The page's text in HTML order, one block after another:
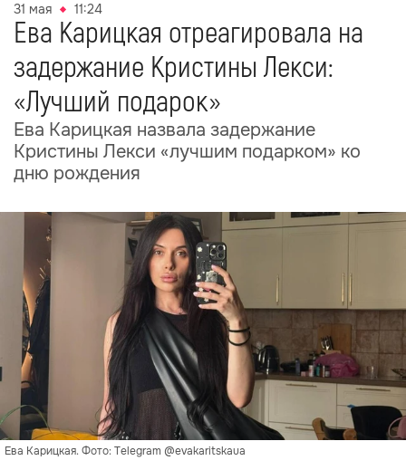
31 мая 11:24
Ева Карицкая отреагировала на
задержание Кристины Лекси:
«Лучший подарок»
Ева Карицкая назвала задержание
Кристины Лекси «лучшим подарком» ко
дню рождения
Ева Карицкая. Фото: Telegram @evakaritskaua